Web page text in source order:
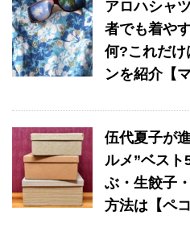
アロハシャ
者でも着や
何?これだけ
ンを紹介【
伍代夏子が
ルメ”ベスト
ぶ・生餃子
方法は【ペ